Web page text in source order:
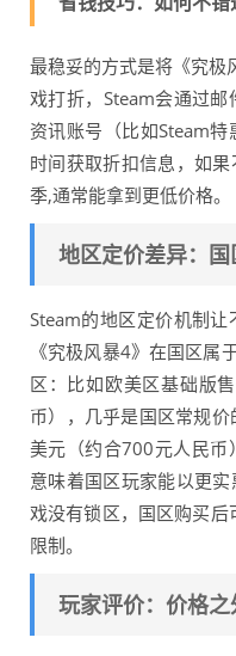
最稳妥的方式是将《究极
戏打折，Steam会通过
资讯账号（比如Steam
时间获取折扣信息，如
季,通常能拿到更低价格。
地区定价差异：
Steam的地区定价机制
《究极风暴4》在国区属
区：比如欧美区基础版
币），几乎是国区常规
美元（约合700元人民币
意味着国区玩家能以更
戏没有锁区，国区购买
限制。
玩家评价：价格之